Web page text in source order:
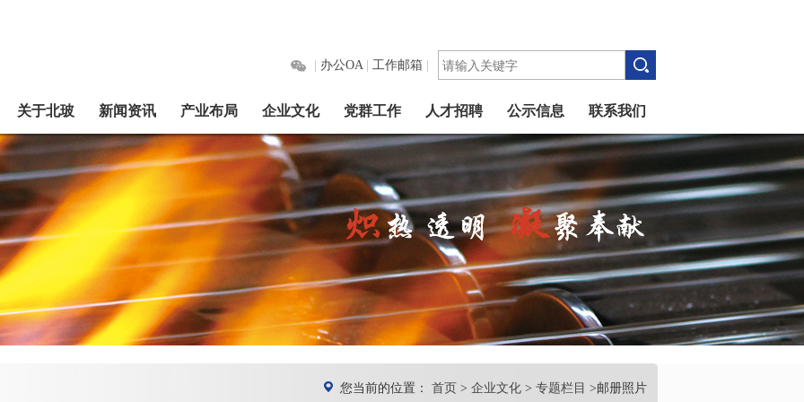
办公OA| 工作邮箱
关于北玻 新闻资讯 产业布局 企业文化 党群工作 人才招聘 公示信息 联系我们
您当前的位置： 首页 > 企业文化 > 专题栏目 >邮册照片